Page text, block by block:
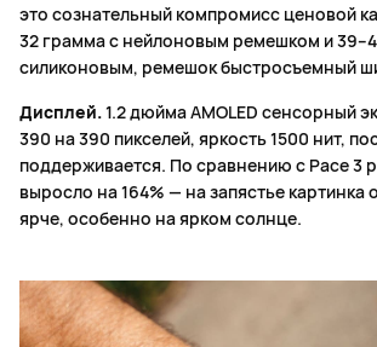
это сознательный компромисс ценовой
32 грамма с нейлоновым ремешком и
силиконовым, ремешок быстросъемный
Дисплей.1.2 дюйма AMOLED сенсорный
390 на 390 пикселей, яркость 1500 нит,
поддерживается. По сравнению с Pace 3
выросло на 164% — на запястье картинка
ярче, особенно на ярком солнце.